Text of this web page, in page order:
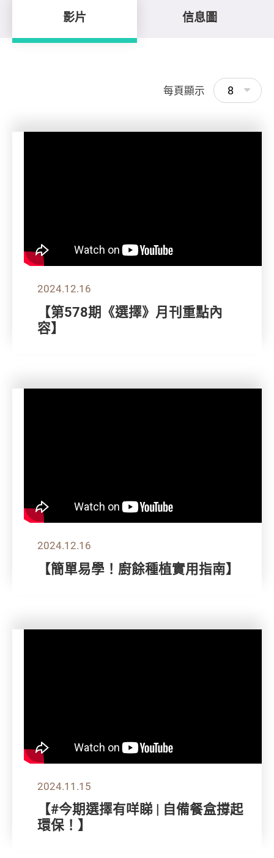
影片 信息圖
每頁顯示 8
2024.12.16
【第578期《選擇》月刊重點內
容】
2024.12.16
【簡單易學！廚餘種植實用指南】
2024.11.15
【#今期選擇有咩睇 | 自備餐盒撐起
環保！】